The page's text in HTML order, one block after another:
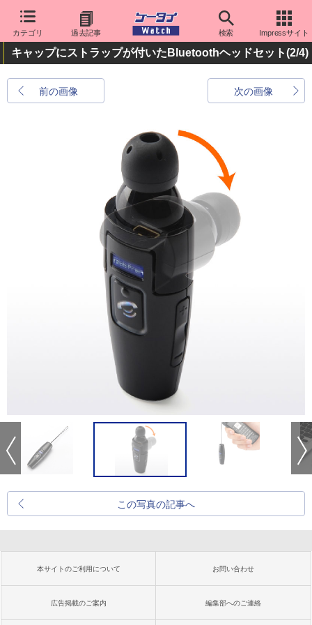
カテゴリ 過去記事 検索 Impressサイト
キャップにストラップが付いたBluetoothヘッドセット(2/4)
前の画像 次の画像
この写真の記事へ
本サイトのご利用について お問い合わせ
広告掲載のご案内 編集部へのご連絡